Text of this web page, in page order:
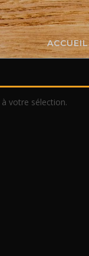
ACCUEIL
votre sélection.